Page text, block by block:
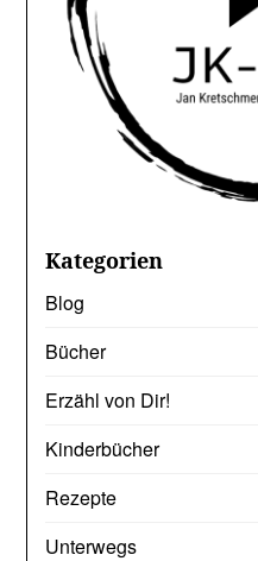
Kategorien
Blog
Bücher
Erzähl von Dir!
Kinderbücher
Rezepte
Unterwegs